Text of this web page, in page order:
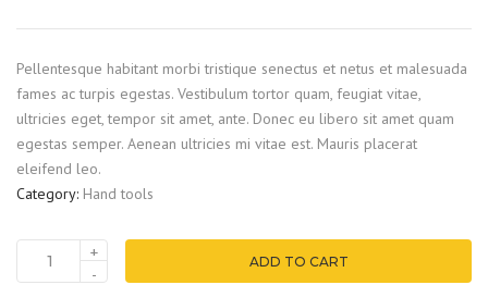
Pellentesque habitant morbi tristique senectus et netus et malesuada
fames ac turpis egestas. Vestibulum tortor quam, feugiat vitae,
ultricies eget, tempor sit amet, ante. Donec eu libero sit amet quam
egestas semper. Aenean ultricies mi vitae est. Mauris placerat
eleifend leo.
Category: Hand tools
+
-
ADD TO CART